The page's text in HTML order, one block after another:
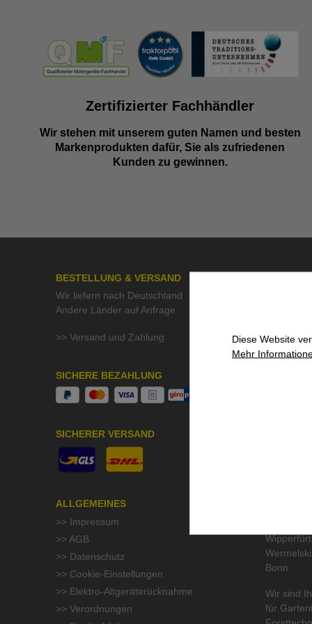
Zertifizierter Fachhändler
Wir stehen mit unserem guten Namen und besten
Markenprodukten dafür, Sie als zufriedenen
Kunden zu gewinnen.
BESTELLUNG & VERSAND
Wir liefern nach Deutschland
Andere Länder auf Anfrage
>> Versand und Zahlung
SICHERE BEZAHLUNG
SICHERER VERSAND
ALLGEMEINES
>> Impressum
>> AGB
>> Datenschutz
>> Cookie-Einstellungen
>> Elektro-Altgeräterücknahme
>> Verordnungen
>> QMF
UNSER
höchste
wir im
Bonn.
Wir sind
für
Diese Website
Mehr